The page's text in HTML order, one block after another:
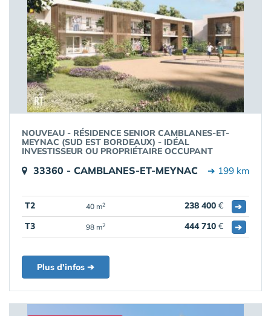
NOUVEAU - RÉSIDENCE SENIOR CAMBLANES-ET-
MEYNAC (SUD EST BORDEAUX) - IDÉAL
INVESTISSEUR OU PROPRIÉTAIRE OCCUPANT
33360 - CAMBLANES-ET-MEYNAC ➔ 199 km
T2 40 m2 238 400 €
➔
T3
98 m2 444 710 € ➔
Plus d'infos ➔